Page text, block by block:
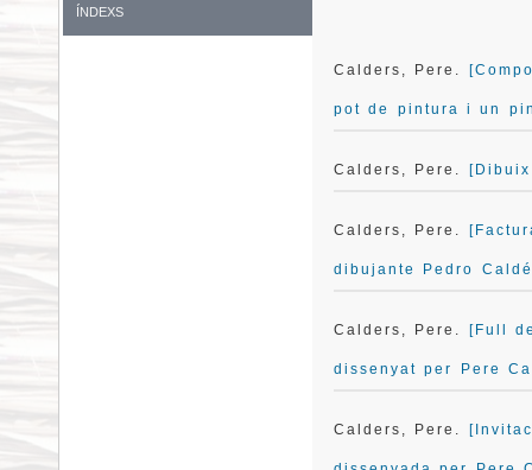
ÍNDEXS
Calders, Pere.
pot de pintura i un
Calders, Pere.
Calders, Pere.
dibujante Pedro
Calders, Pere. [Full
dissenyat per Pere
Calders, Pere.